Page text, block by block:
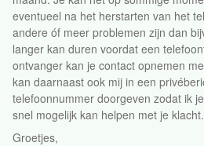
eventueel na het herstarten van het
andere óf meer problemen zijn dan
langer kan duren voordat een
ontvanger kan je contact opnemen
kan daarnaast ook mij in een
telefoonnummer doorgeven zodat ik
snel mogelijk kan helpen met je klacht.
Groetjes,